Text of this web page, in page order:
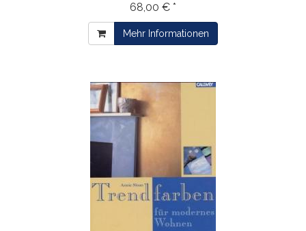
68,00 € *
Mehr Informationen